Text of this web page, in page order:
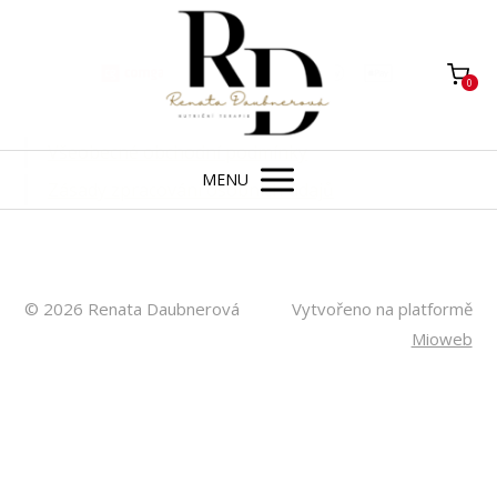
0
MENU
Všeobecné obchodní podmínky
Zásady zpracování osobních údajů
© 2026 Renata Daubnerová
Vytvořeno na platformě
Mioweb